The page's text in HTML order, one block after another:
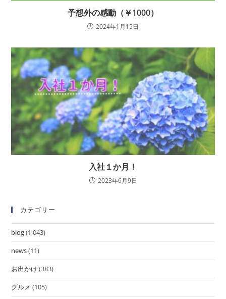
予想外の感動（￥1000）
2024年1月15日
入社１か月！
2023年6月9日
カテゴリー
blog(1,043)
news(11)
お出かけ (383)
グルメ (105)